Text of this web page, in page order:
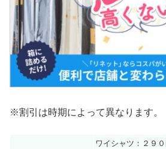
※割引は時期によって異なります。
ワイシャツ：２９０